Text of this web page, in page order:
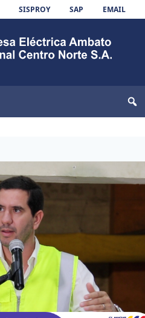
SISPROY SAP EMAIL
EEASA